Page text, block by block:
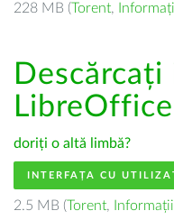
228 MB (Torent,
doriți o altă limbă?
INTERFAȚA CU
2.5 MB (Torent, Informații